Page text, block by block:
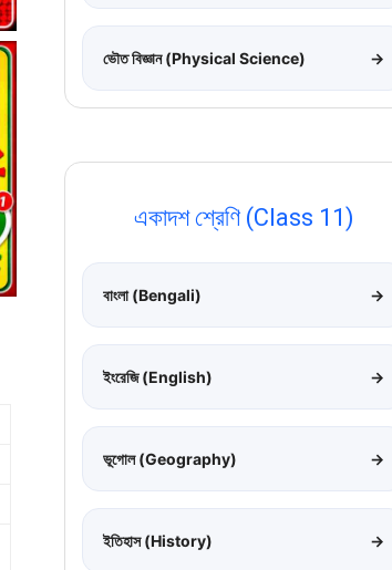
ভৌত বিজ্ঞান (Physical Science) →
একাদশ শ্রেণি (Class 11)
বাংলা (Bengali) →
ইংরেজি (English) →
ভূগোল (Geography) →
ইতিহাস (History) →